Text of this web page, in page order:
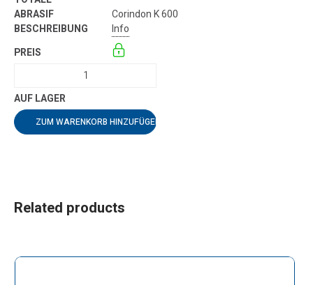
Corindon K 600
Info
ZUM WARENKORB HINZUFÜGEN
Related products